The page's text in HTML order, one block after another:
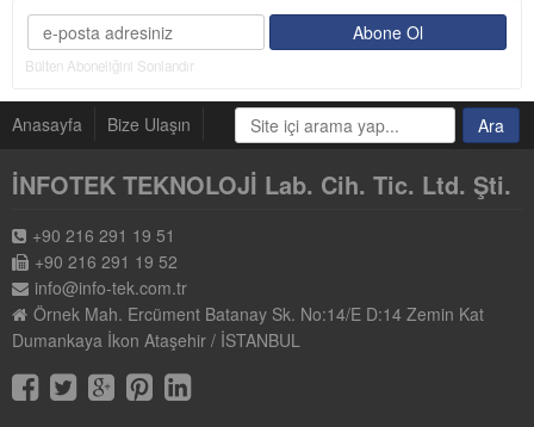
Bülten Aboneliğini Sonlandır
Anasayfa Bize Ulaşın
İNFOTEK TEKNOLOJİ Lab. Cih. Tic. Ltd. Şti.
+90 216 291 19 51
+90 216 291 19 52
info@info-tek.com.tr
Örnek Mah. Ercüment Batanay Sk. No:14/E D:14 Zemin Kat
Dumankaya İkon Ataşehir / İSTANBUL